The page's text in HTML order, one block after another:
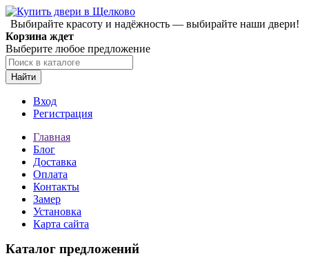
Выбирайте красоту и надёжность — выбирайте наши двери!
Корзина ждет
Выберите любое предложение
Найти
Вход
Регистрация
Главная
Блог
Доставка
Оплата
Контакты
Замер
Установка
Карта сайта
Каталог предложений